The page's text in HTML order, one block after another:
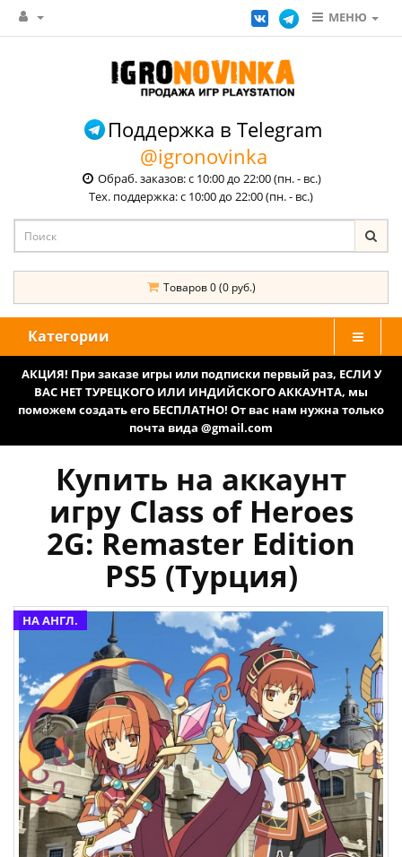
МЕНЮ
Поддержка в Telegram
@igronovinka
Обраб. заказов: с 10:00 до 22:00 (пн. - вс.)
Тех. поддержка: с 10:00 до 22:00 (пн. - вс.)
Товаров 0 (0 руб.)
Категории
АКЦИЯ! При заказе игры или подписки первый раз, ЕСЛИ У
ВАС НЕТ ТУРЕЦКОГО ИЛИ ИНДИЙСКОГО АККАУНТА, мы
поможем создать его БЕСПЛАТНО! От вас нам нужна только
почта вида @gmail.com
Купить на аккаунт
игру Class of Heroes
2G: Remaster Edition
PS5 (Турция)
НА АНГЛ.